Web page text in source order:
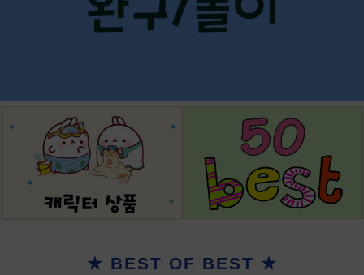
★ BEST OF BEST ★